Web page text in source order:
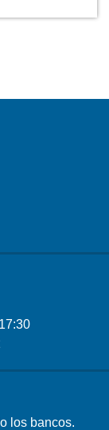
los bancos.